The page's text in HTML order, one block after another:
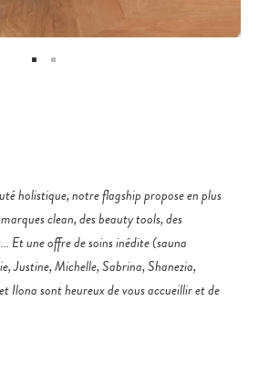
holistique, notre flagship propose en plus
clean, des beauty tools, des
Et une offre de soins inédite (sauna
Justine, Michelle, Sabrina, Shanezia,
Ilona sont heureux de vous accueillir et de